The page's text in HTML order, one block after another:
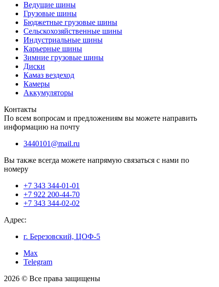
Ведущие шины
Грузовые шины
Бюджетные грузовые шины
Сельскохозяйственные шины
Индустриальные шины
Карьерные шины
Зимние грузовые шины
Диски
Камаз вездеход
Камеры
Аккумуляторы
Контакты
По всем вопросам и предложениям вы можете направить
информацию на почту
3440101@mail.ru
Вы также всегда можете напрямую связаться с нами по
номеру
+7 343 344-01-01
+7 922 200-44-70
+7 343 344-02-02
Адрес:
г. Березовский, ЦОФ-5
Max
Telegram
2026 © Все права защищены